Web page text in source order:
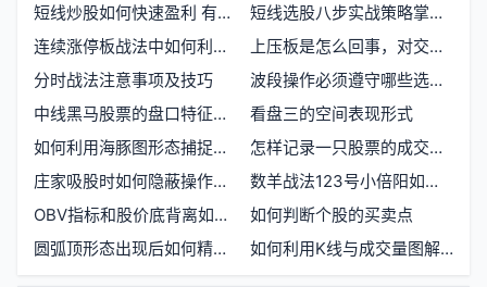
短线炒股如何快速盈利 有哪些实用的操作技巧
短线选股八步实战策略掌握高效选股流程
连续涨停板战法中如何利用量在价先捕捉主升浪？
上压板是怎么回事，对交易有什么影响
分时战法注意事项及技巧
波段操作必须遵守哪些选股原则
中线黑马股票的盘口特征有哪些
看盘三的空间表现形式
如何利用海豚图形态捕捉黑马股
怎样记录一只股票的成交量变化趋势
庄家吸股时如何隐蔽操作并积累筹码
数羊战法123号小倍阳如何构建
OBV指标和股价底背离如何判断买入时机
如何判断个股的买卖点
圆弧顶形态出现后如何精准把握卖出时机
如何利用K线与成交量图解进行识底和抄底